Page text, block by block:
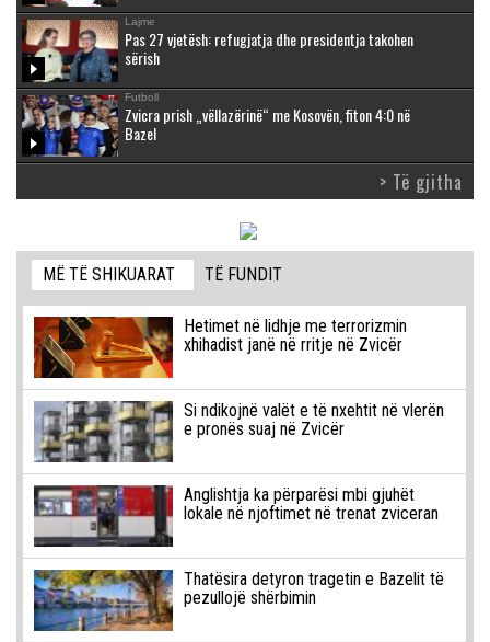
Lajme
Pas 27 vjetësh: refugjatja dhe presidentja takohen
sërish
Futboll
Zvicra prish „vëllazërinë“ me Kosovën, fiton 4:0 në
Bazel
> Të gjitha
MË TË SHIKUARAT TË FUNDIT
Hetimet në lidhje me terrorizmin
xhihadist janë në rritje në Zvicër
Si ndikojnë valët e të nxehtit në vlerën
e pronës suaj në Zvicër
Anglishtja ka përparësi mbi gjuhët
lokale në njoftimet në trenat zviceran
Thatësira detyron tragetin e Bazelit të
pezullojë shërbimin